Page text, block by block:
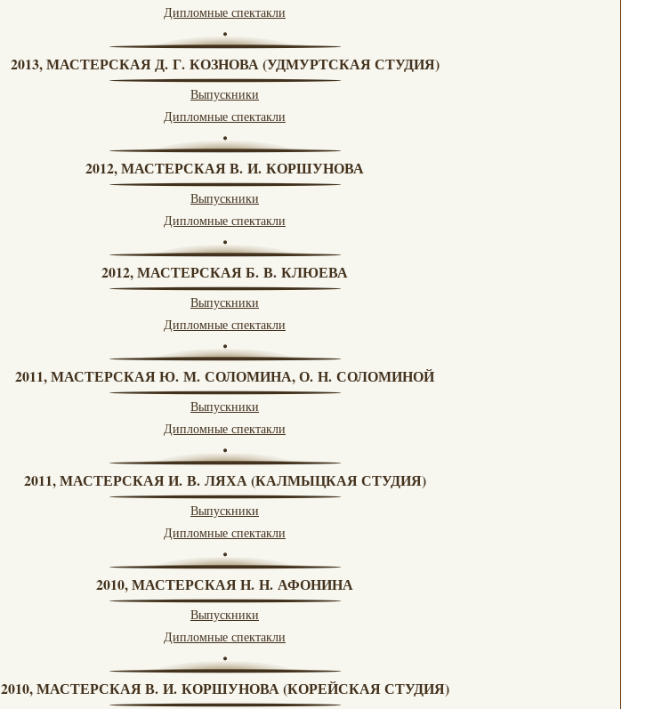
Дипломные спектакли
2013, МАСТЕРСКАЯ Д. Г. КОЗНОВА (УДМУРТСКАЯ СТУДИЯ)
Выпускники
Дипломные спектакли
2012, МАСТЕРСКАЯ В. И. КОРШУНОВА
Выпускники
Дипломные спектакли
2012, МАСТЕРСКАЯ Б. В. КЛЮЕВА
Выпускники
Дипломные спектакли
2011, МАСТЕРСКАЯ Ю. М. СОЛОМИНА, О. Н. СОЛОМИНОЙ
Выпускники
Дипломные спектакли
2011, МАСТЕРСКАЯ И. В. ЛЯХА (КАЛМЫЦКАЯ СТУДИЯ)
Выпускники
Дипломные спектакли
2010, МАСТЕРСКАЯ Н. Н. АФОНИНА
Выпускники
Дипломные спектакли
2010, МАСТЕРСКАЯ В. И. КОРШУНОВА (КОРЕЙСКАЯ СТУДИЯ)